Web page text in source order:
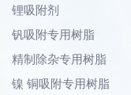
锂吸附剂
钒吸附专用树脂
精制除杂专用树脂
镍 铜吸附专用树脂